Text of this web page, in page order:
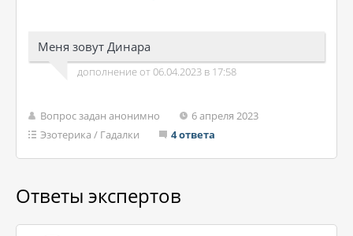
Меня зовут Динара
дополнение от 06.04.2023 в 17:58
Вопрос задан анонимно
6 апреля 2023
Эзотерика / Гадалки 4 ответа
Ответы экспертов